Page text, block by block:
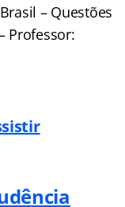
– Questões
Professor: